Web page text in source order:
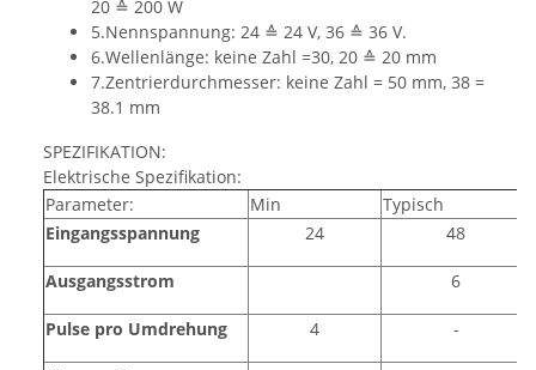
20 ≙ 200 W
5.Nennspannung: 24 ≙ 24 V, 36 ≙ 36 V.
6.Wellenlänge: keine Zahl =30, 20 ≙ 20 mm
7.Zentrierdurchmesser: keine Zahl = 50 mm, 38 =
38.1 mm
SPEZIFIKATION:
Elektrische Spezifikation:
Parameter:
Min Typisch
Eingangsspannung
24 48
Ausgangsstrom 6
Pulse pro Umdrehung 4 -